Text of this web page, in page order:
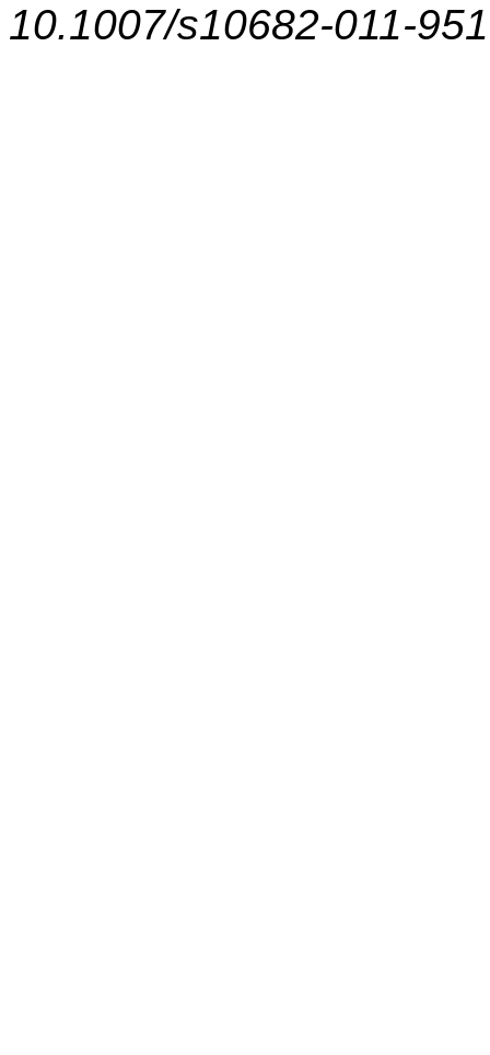
10.1007/s10682-011-